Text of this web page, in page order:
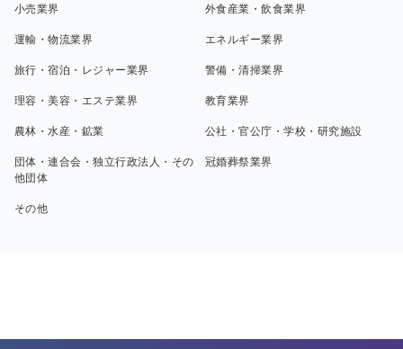
小売業界 外食産業・飲食業界
運輸・物流業界 エネルギー業界
旅行・宿泊・レジャー業界 警備・清掃業界
理容・美容・エステ業界 教育業界
農林・水産・鉱業 公社・官公庁・学校・研究施設
団体・連合会・独立行政法人・その
他団体
冠婚葬祭業界
その他